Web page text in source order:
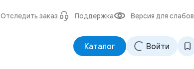
Отследить заказ Поддержка Версия для
Каталог Войти